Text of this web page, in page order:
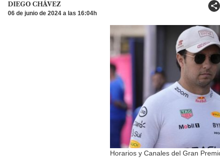
DIEGO CHÁVEZ
06 de junio de 2024 a las 16:04h
Horarios y Canales del Gran